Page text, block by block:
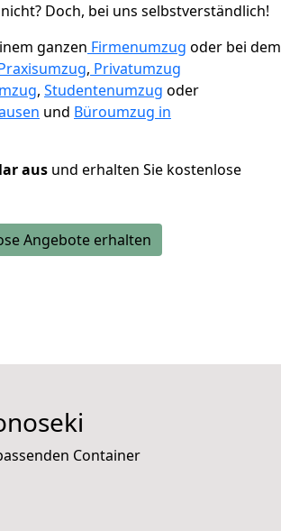
Doch, bei uns selbstverständlich!
ganzen Firmenumzug oder bei dem
, Privatumzug
, Studentenumzug oder
und Büroumzug in
aus und erhalten Sie kostenlose
Angebote erhalten
Container